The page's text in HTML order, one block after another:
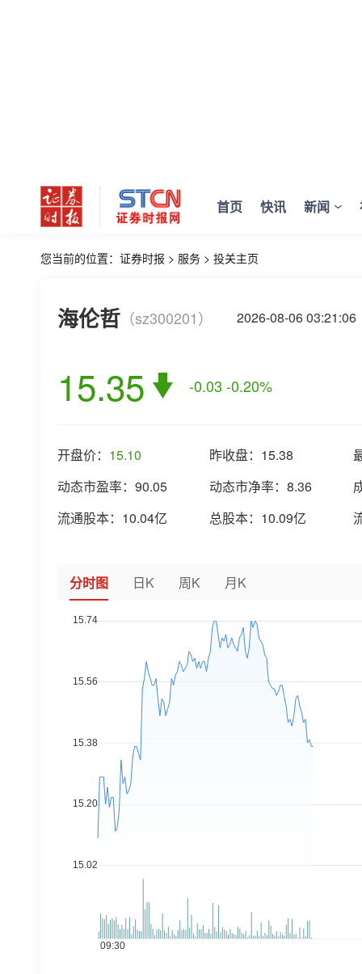
首页 快讯 新闻
您当前的位置： 证券时报 > 服务 > 投关主页
海伦哲 （sz300201） 2026-08-06 03:21:06
15.35 -0.03 -0.20%
开盘价： 15.10 昨收盘： 15.38
动态市盈率： 90.05 动态市净率： 8.36
流通股本： 10.04亿 总股本： 10.09亿
分时图 日K 周K 月K